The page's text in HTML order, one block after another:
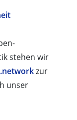
stehen wir
zur
unser